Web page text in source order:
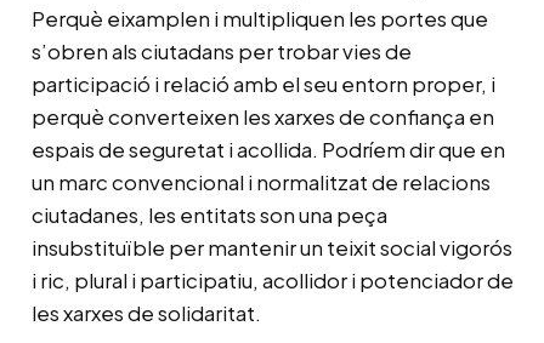
Perquè eixamplen i multipliquen les portes que
s’obren als ciutadans per trobar vies de
participació i relació amb el seu entorn proper, i
perquè converteixen les xarxes de confiança en
espais de seguretat i acollida. Podríem dir que en
un marc convencional i normalitzat de relacions
ciutadanes, les entitats son una peça
insubstituïble per mantenir un teixit social vigorós
i ric, plural i participatiu, acollidor i potenciador de
les xarxes de solidaritat.